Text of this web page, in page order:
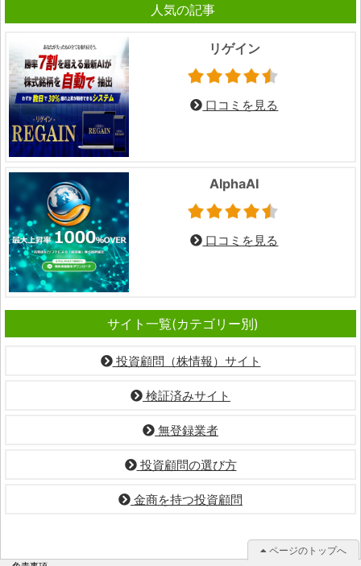
人気の記事
リゲイン
口コミを見る
AlphaAI
口コミを見る
サイト一覧(カテゴリー別)
投資顧問（株情報）サイト
検証済みサイト
無登録業者
投資顧問の選び方
金商を持つ投資顧問
ページのトップへ